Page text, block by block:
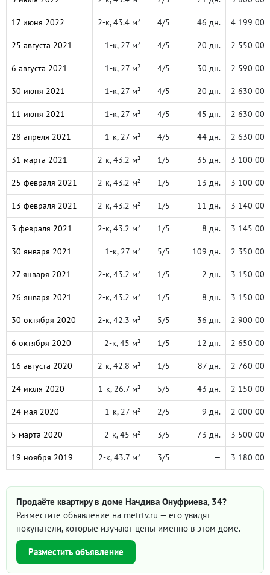
17 июня 2022 2-к, 43.4 м² 4/5 46 дн. 4 199 000
25 августа 2021 1-к, 27 м² 4/5 20 дн. 2 550 000
6 августа 2021 1-к, 27 м² 4/5 30 дн. 2 590 000
30 июня 2021 1-к, 27 м² 4/5 20 дн. 2 630 000
11 июня 2021 1-к, 27 м² 4/5 45 дн. 2 630 000
28 апреля 2021 1-к, 27 м² 4/5 44 дн. 2 630 000
31 марта 2021 2-к, 43.2 м² 1/5 35 дн. 3 100 000
25 февраля 2021 2-к, 43.2 м² 1/5 13 дн. 3 100 000
13 февраля 2021 2-к, 43.2 м² 1/5 11 дн. 3 140 000
3 февраля 2021 2-к, 43.2 м² 1/5 8 дн. 3 145 000
30 января 2021 1-к, 27 м² 5/5 109 дн. 2 350 000
27 января 2021 2-к, 43.2 м² 1/5 2 дн. 3 150 000
26 января 2021 2-к, 43.2 м² 1/5 8 дн. 3 150 000
30 октября 2020 2-к, 42.3 м² 5/5 36 дн. 2 900 000
6 октября 2020 2-к, 45 м² 1/5 12 дн. 2 650 000
16 августа 2020 2-к, 42.8 м² 1/5 87 дн. 2 760 000
24 июля 2020 1-к, 26.7 м² 5/5 43 дн. 2 150 000
24 мая 2020 1-к, 27 м² 2/5 9 дн. 2 000 000
5 марта 2020 2-к, 45 м² 3/5 73 дн. 3 500 000
19 ноября 2019 2-к, 43.7 м² 3/5 — 3 180 000
Продаёте квартиру в доме Начдива Онуфриева, 34?
Разместите объявление на metrtv.ru — его увидят
покупатели, которые изучают цены именно в этом доме.
Разместить объявление